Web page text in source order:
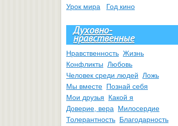
Урок мира
Год кино
Духовно-
нравственные
Нравственность Жизнь
Конфликты Любовь
Человек среди людей Ложь
Мы вместе Познай себя
Мои друзья
Какой я
Доверие, вера
Милосердие
Толерантность Благодарность